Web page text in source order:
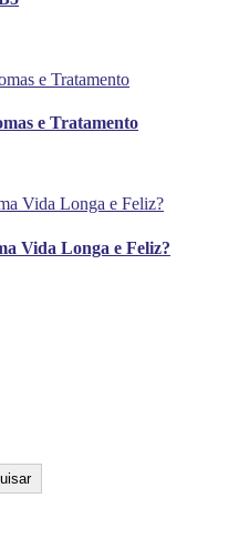
e Tratamento
Vida Longa e Feliz?